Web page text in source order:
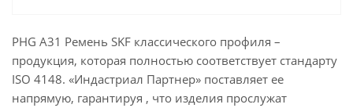
PHG A31 Ремень SKF классического профиля –
продукция, которая полностью соответствует стандарту
ISO 4148. «Индастриал Партнер» поставляет ее
напрямую, гарантируя , что изделия прослужат